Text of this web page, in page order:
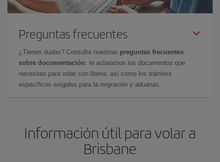
Preguntas frecuentes
¿Tienes dudas? Consulta nuestras preguntas frecuentes
sobre documentación: te aclaramos los documentos que
necesitas para volar con Iberia, así como los trámites
específicos exigidos para la migración y aduanas.
Información útil para volar a
Brisbane